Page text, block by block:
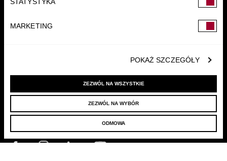
MARKETING
POKAŻ SZCZEGÓŁY
ZEZWÓL NA WSZYSTKIE
ZEZWÓL NA WYBÓR
ODMOWA
© 2022 LELLEK.PL | POLITYKA PRYWATNOŚCI